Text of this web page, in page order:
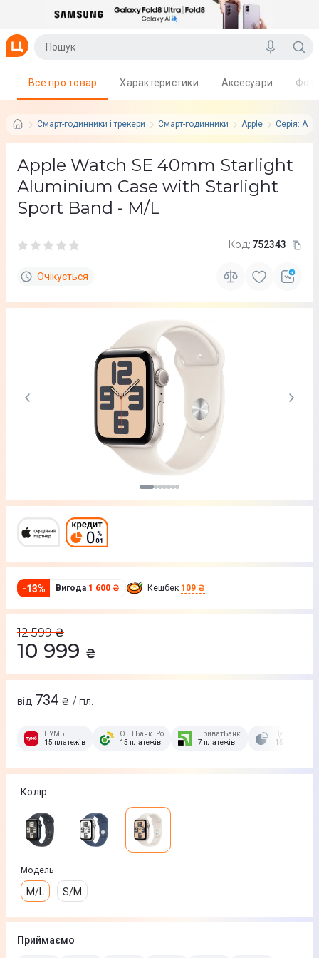
Смарт-годинники і трекери Смарт-годинники Apple Серія:
Все про товар Характеристики Аксесуари
Apple Watch SE 40mm Starlight
Aluminium Case with Starlight
Sport Band - M/L
Код: 752343
Очікується
-13% Вигода 1 600 ₴ Кешбек 109 ₴
12 599 ₴
10 999 ₴
від 734 ₴ / пл.
ПУМБ
15 платежів
ОТП Банк. Розстрочка Скибочка.
15 платежів
ПриватБанк
7 платежів
15 платежів
Колір
Модель
M/L S/M
Приймаємо